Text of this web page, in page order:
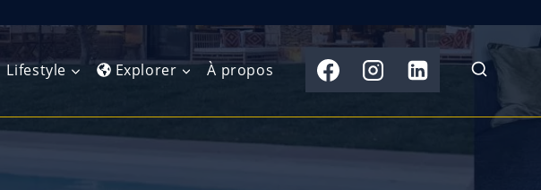
Lifestyle Explorer À propos